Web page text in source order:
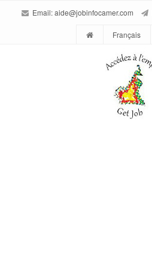
Email:aide@jobinfocamer.com
Français